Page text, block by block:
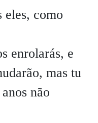
eles, como
enrolarás, e
mas tu
não